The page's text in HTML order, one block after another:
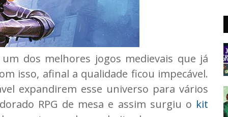
dos melhores jogos medievais que já
isso, afinal a qualidade ficou impecável.
expandirem esse universo para vários
RPG de mesa e assim surgiu o kit